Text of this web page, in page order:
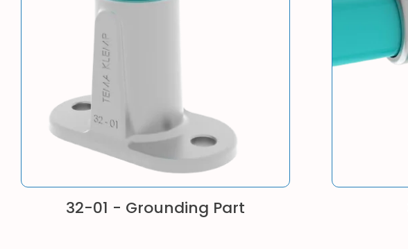
32-01 - Grounding Part